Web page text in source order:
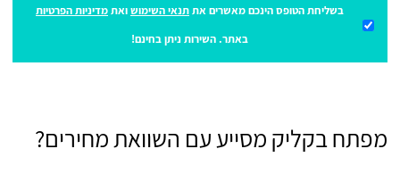
בשליחת הטופס הינכם מאשרים אתתנאי השימושואתמדיניות הפרטיות
באתר. השירות ניתן בחינם!
מפתח בקליק מסייע עם השוואת מחירים?